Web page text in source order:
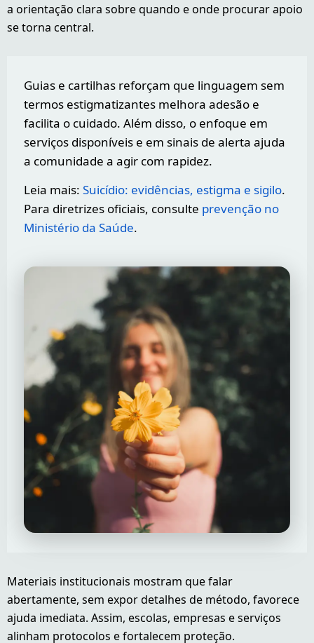
a orientação clara sobre quando e onde procurar apoio
se torna central.
Guias e cartilhas reforçam que linguagem sem
termos estigmatizantes melhora adesão e
facilita o cuidado. Além disso, o enfoque em
serviços disponíveis e em sinais de alerta ajuda
a comunidade a agir com rapidez.
Leia mais: Suicídio: evidências, estigma e sigilo.
Para diretrizes oficiais, consulte prevenção no
Ministério da Saúde.
Materiais institucionais mostram que falar
abertamente, sem expor detalhes de método, favorece
ajuda imediata. Assim, escolas, empresas e serviços
alinham protocolos e fortalecem proteção.